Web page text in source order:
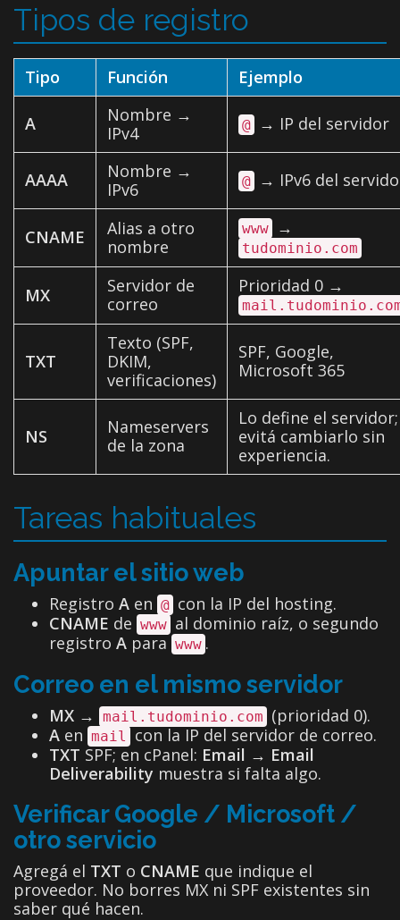
Tipos de registro
Tipo Función Ejemplo
A
Nombre →
IPv4
@ → IP del servidor
AAAA
Nombre →
IPv6
@ → IPv6 del
CNAME
Alias a otro
nombre
www →
tudominio.com
MX
Servidor de
correo
Prioridad 0 →
TXT
Texto (SPF,
DKIM,
verificaciones)
SPF, Google,
Microsoft 365
NS
Nameservers
de la zona
Lo define el servidor;
evitá cambiarlo sin
experiencia.
Tareas habituales
Apuntar el sitio web
Registro A en @ con la IP del hosting.
CNAME de www al dominio raíz, o segundo
registro A para www .
Correo en el mismo servidor
MX → mail.tudominio.com (prioridad 0).
A en mail
con la IP del servidor de correo.
TXT SPF; en cPanel: Email → Email
Deliverability muestra si falta algo.
Verificar Google / Microsoft /
otro servicio
Agregá el TXT o CNAME que indique el
proveedor. No borres MX ni SPF existentes sin
saber qué hacen.